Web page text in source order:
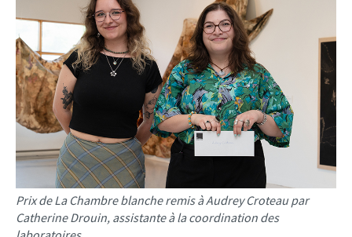
Prix de La Chambre blanche remis à Audrey Croteau par
Catherine Drouin, assistante à la coordination des